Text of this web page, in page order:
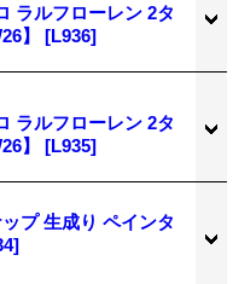
ラルフローレン 2タ
】 [L936]
ラルフローレン 2タ
】 [L935]
プ 生成り ペインタ